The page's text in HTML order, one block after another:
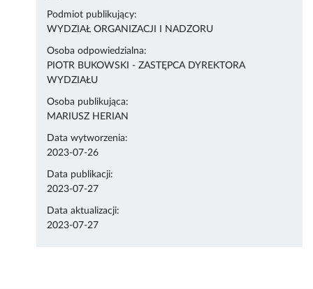
Podmiot publikujący:
WYDZIAŁ ORGANIZACJI I NADZORU
Osoba odpowiedzialna:
PIOTR BUKOWSKI - ZASTĘPCA DYREKTORA
WYDZIAŁU
Osoba publikująca:
MARIUSZ HERIAN
Data wytworzenia:
2023-07-26
Data publikacji:
2023-07-27
Data aktualizacji:
2023-07-27